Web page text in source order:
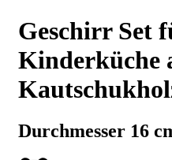
Geschirr Set
Kinderküche
Durchmesser 16